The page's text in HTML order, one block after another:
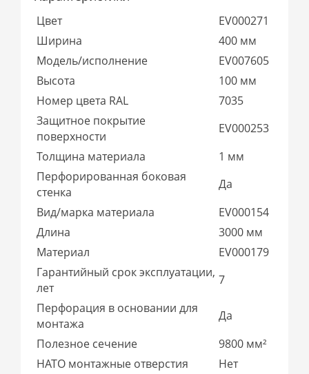
Цвет
EV000271
Ширина
400 мм
Модель/исполнение
EV007605
Высота
100 мм
Номер цвета RAL
7035
Защитное покрытие
поверхности
EV000253
Толщина материала
1 мм
Перфорированная боковая
стенка
Да
Вид/марка материала
EV000154
Длина
3000 мм
Материал
EV000179
Гарантийный срок эксплуатации,
лет
7
Перфорация в основании для
монтажа
Да
Полезное сечение
9800 мм²
НАТО монтажные отверстия
Нет